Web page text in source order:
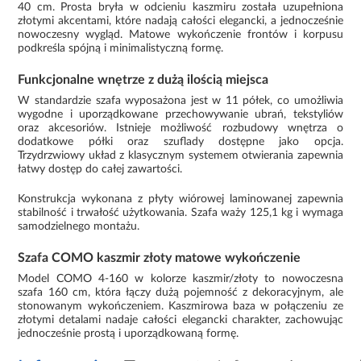
40 cm. Prosta bryła w odcieniu kaszmiru została uzupełniona
złotymi akcentami, które nadają całości elegancki, a jednocześnie
nowoczesny wygląd. Matowe wykończenie frontów i korpusu
podkreśla spójną i minimalistyczną formę.
Funkcjonalne wnętrze z dużą ilością miejsca
W standardzie szafa wyposażona jest w 11 półek, co umożliwia
wygodne i uporządkowane przechowywanie ubrań, tekstyliów
oraz akcesoriów. Istnieje możliwość rozbudowy wnętrza o
dodatkowe półki oraz szuflady dostępne jako opcja.
Trzydrzwiowy układ z klasycznym systemem otwierania zapewnia
łatwy dostęp do całej zawartości.
Konstrukcja wykonana z płyty wiórowej laminowanej zapewnia
stabilność i trwałość użytkowania. Szafa waży 125,1 kg i wymaga
samodzielnego montażu.
Szafa COMO kaszmir złoty matowe wykończenie
Model COMO 4-160 w kolorze kaszmir/złoty to nowoczesna
szafa 160 cm, która łączy dużą pojemność z dekoracyjnym, ale
stonowanym wykończeniem. Kaszmirowa baza w połączeniu ze
złotymi detalami nadaje całości elegancki charakter, zachowując
jednocześnie prostą i uporządkowaną formę.